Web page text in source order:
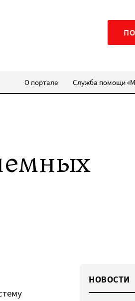
О портале Служба помощи
НОВОСТИ